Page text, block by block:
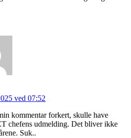
ved 07:52
kommentar forkert, skulle have
chefens udmelding. Det bliver ikke
Suk..